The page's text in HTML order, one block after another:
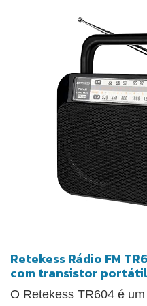
Retekess Rádio FM
com transistor portátil
O Retekess TR604 é